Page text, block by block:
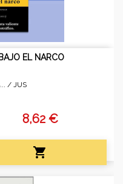
EL NARCO
/ JUS
8,62 €
